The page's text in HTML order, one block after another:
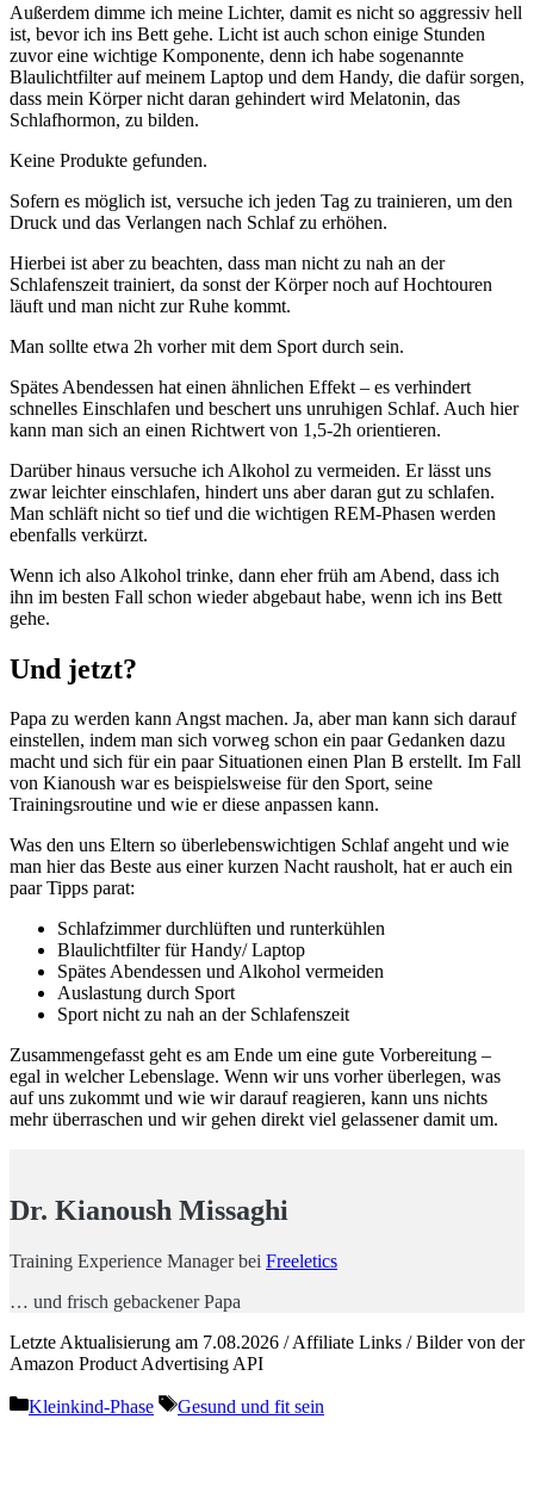
Außerdem dimme ich meine Lichter, damit es nicht so aggressiv hell
ist, bevor ich ins Bett gehe. Licht ist auch schon einige Stunden
zuvor eine wichtige Komponente, denn ich habe sogenannte
Blaulichtfilter auf meinem Laptop und dem Handy, die dafür sorgen,
dass mein Körper nicht daran gehindert wird Melatonin, das
Schlafhormon, zu bilden.
Keine Produkte gefunden.
Sofern es möglich ist, versuche ich jeden Tag zu trainieren, um den
Druck und das Verlangen nach Schlaf zu erhöhen.
Hierbei ist aber zu beachten, dass man nicht zu nah an der
Schlafenszeit trainiert, da sonst der Körper noch auf Hochtouren
läuft und man nicht zur Ruhe kommt.
Man sollte etwa 2h vorher mit dem Sport durch sein.
Spätes Abendessen hat einen ähnlichen Effekt – es verhindert
schnelles Einschlafen und beschert uns unruhigen Schlaf. Auch hier
kann man sich an einen Richtwert von 1,5-2h orientieren.
Darüber hinaus versuche ich Alkohol zu vermeiden. Er lässt uns
zwar leichter einschlafen, hindert uns aber daran gut zu schlafen.
Man schläft nicht so tief und die wichtigen REM-Phasen werden
ebenfalls verkürzt.
Wenn ich also Alkohol trinke, dann eher früh am Abend, dass ich
ihn im besten Fall schon wieder abgebaut habe, wenn ich ins Bett
gehe.
Und jetzt?
Papa zu werden kann Angst machen. Ja, aber man kann sich darauf
einstellen, indem man sich vorweg schon ein paar Gedanken dazu
macht und sich für ein paar Situationen einen Plan B erstellt. Im Fall
von Kianoush war es beispielsweise für den Sport, seine
Trainingsroutine und wie er diese anpassen kann.
Was den uns Eltern so überlebenswichtigen Schlaf angeht und wie
man hier das Beste aus einer kurzen Nacht rausholt, hat er auch ein
paar Tipps parat:
Schlafzimmer durchlüften und runterkühlen
Blaulichtfilter für Handy/ Laptop
Spätes Abendessen und Alkohol vermeiden
Auslastung durch Sport
Sport nicht zu nah an der Schlafenszeit
Zusammengefasst geht es am Ende um eine gute Vorbereitung –
egal in welcher Lebenslage. Wenn wir uns vorher überlegen, was
auf uns zukommt und wie wir darauf reagieren, kann uns nichts
mehr überraschen und wir gehen direkt viel gelassener damit um.
Dr. Kianoush Missaghi
Training Experience Manager bei Freeletics
… und frisch gebackener Papa
Letzte Aktualisierung am 7.08.2026 / Affiliate Links / Bilder von der
Amazon Product Advertising API
Kategorien
Kleinkind-Phase Schlagwörter
Gesund und fit sein